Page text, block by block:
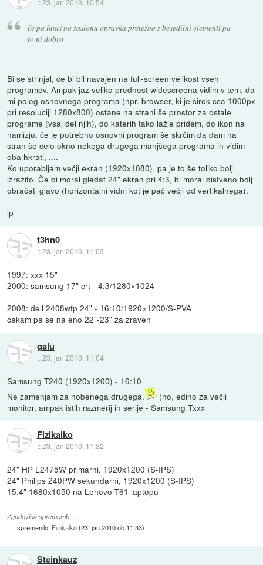
::23. jan 2010, 10:54
če pa imaš na zaslonu opravka pretežno z besedilni elementi pa
to ni dobro
Bi se strinjal, če bi bil navajen na full-screen velikost vseh
programov. Ampak jaz veliko prednost widescreena vidim v tem, da
mi poleg osnovnega programa (npr. browser, ki je širok cca 1000px
pri resoluciji 1280x800) ostane na strani še prostor za ostale
programe (vsaj del njih), do katerih tako lažje pridem, do ikon na
namizju, če je potrebno osnovni program še skrčim da dam na
stran še celo okno nekega drugega manjšega programa in vidim
oba hkrati, ....
Ko uporabljam večji ekran (1920x1080), pa je to še toliko bolj
izrazito. Če bi moral gledat 24" ekran pri 4:3, bi moral bistveno bolj
obračati glavo (horizontalni vidni kot je pač večji od vertikalnega).
lp
t3hn0
::23. jan 2010, 11:03
1997: xxx 15"
2000: samsung 17" crt - 4:3/1280×1024
2008: dell 2408wfp 24" - 16:10/1920×1200/S-PVA
cakam pa se na eno 22"-23" za zraven
galu
::23. jan 2010, 11:04
Samsung T240 (1920x1200) - 16:10
Ne zamenjam za nobenega drugega.
(no, edino za večji
monitor, ampak istih razmerij in serije - Samsung Txxx
Fizikalko
::23. jan 2010, 11:32
24" HP L2475W primarni, 1920x1200 (S-IPS)
24" Philips 240PW sekundarni, 1920x1200 (S-IPS)
15,4" 1680x1050 na Lenovo T61 laptopu
Zgodovina sprememb…
spremenilo: Fizikalko(23. jan 2010 ob 11:33)
Steinkauz